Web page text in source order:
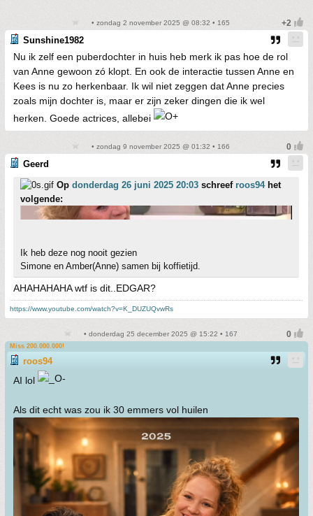
• zondag 2 november 2025 @ 08:32 • 165
Sunshine1982
Nu ik zelf een puberdochter in huis heb merk ik pas hoe de rol
van Anne gewoon zó klopt. En ook de interactie tussen Anne en
Kees is nu zo herkenbaar. Ik wil niet zeggen dat Anne precies
zoals mijn dochter is, maar er zijn zeker dingen die ik wel
herken. Goede actrices, allebei
• zondag 9 november 2025 @ 01:32 • 166
Geerd
Op donderdag 26 juni 2025 20:03 schreef roos94het
volgende:
Ik heb deze nog nooit gezien
Simone en Amber(Anne) samen bij koffietijd.
AHAHAHAHA wtf is dit..EDGAR?
https://www.youtube.com/watch?v=K_DUZUQvwRs
• donderdag 25 december 2025 @ 15:22 • 167
Miss 200.000.000!
roos94
AI lol
Als dit echt was zou ik 30 emmers vol huilen